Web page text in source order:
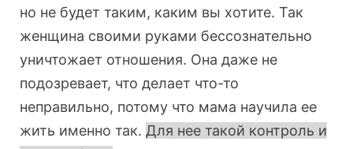
но не будет таким, каким вы хотите. Так
женщина своими руками бессознательно
уничтожает отношения. Она даже не
подозревает, что делает что-то
неправильно, потому что мама научила ее
жить именно так. Для нее такой контроль и